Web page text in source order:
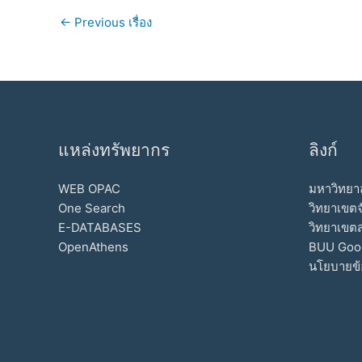
← Previous เรื่อง
แหล่งทรัพยากร
WEB OPAC
One Search
E-DATABASES
OpenAthens
ลิงก์
มหาวิทย
วิทยาเข
วิทยาเขต
BUU
นโยบาย